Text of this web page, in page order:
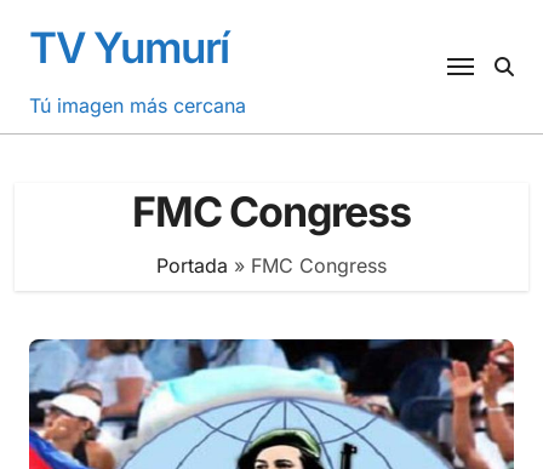
contenido
TV Yumurí
Tú imagen más cercana
FMC Congress
Portada » FMC Congress